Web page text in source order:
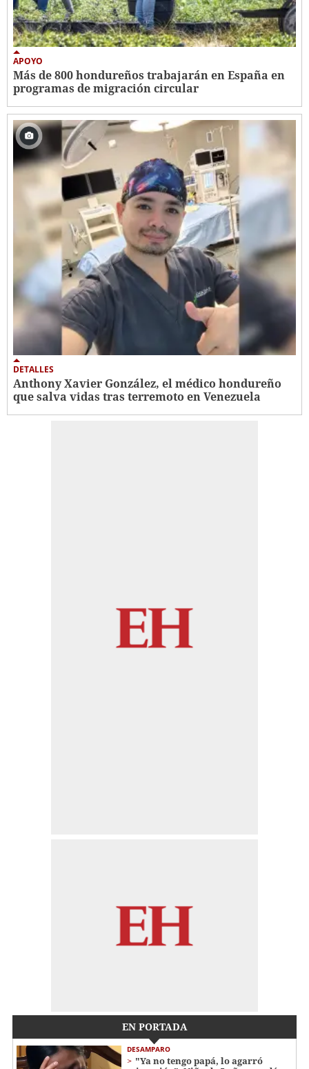
APOYO
Más de 800 hondureños trabajarán en España en
programas de migración circular
DETALLES
Anthony Xavier González, el médico hondureño
que salva vidas tras terremoto en Venezuela
EN PORTADA
DESAMPARO
"Ya no tengo papá, lo agarró